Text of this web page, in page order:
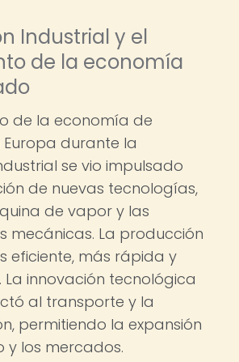
Industrial y el
de la economía
de la economía de
durante la
se vio impulsado
de nuevas tecnologías,
de vapor y las
mecánicas. La producción
eficiente, más rápida y
innovación tecnológica
al transporte y la
permitiendo la expansión
y los mercados.